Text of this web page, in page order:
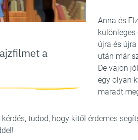
a
Anna és
különleges
újra és
után már
De vajon
egy olyan
maradt
tudod, hogy kitől érdemes